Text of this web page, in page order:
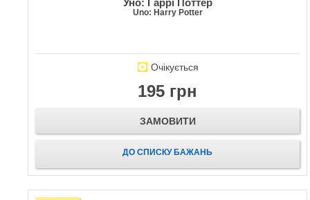
Уно: Гаррі Поттер
Uno: Harry Potter
Очікується
195 грн
ЗАМОВИТИ
ДО СПИСКУ БАЖАНЬ